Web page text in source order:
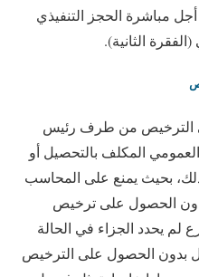
مباشرة الحجز التنفيذي
الثانية).
الترخيص من طرف رئيس
العمومي المكلف بالتحصيل أو
بحيث يمنع على المحاسب
دون الحصول على ترخيص
يحدد الجزاء في الحالة
بدون الحصول على الترخيص